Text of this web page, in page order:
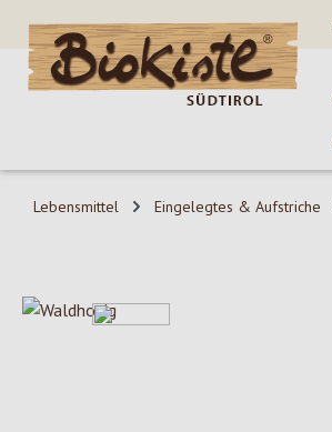
Hauptinhalt springen
Zur Suche springen
Zur Hauptnavigation springen
Lebensmittel Eingelegtes & Aufstriche
Bildergalerie überspringen